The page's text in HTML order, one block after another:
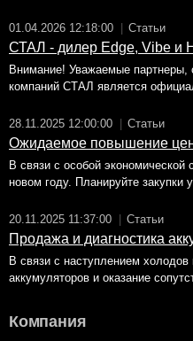
01.04.2026 12:18:00 Статьи
СТАЛ - дилер Edge, Vibe и
Внимание! Уважаемые партнеры,
компаний СТАЛ является
28.11.2025 12:00:00 Статьи
Ожидаемое повышение
В связи с особой экономической
новом году. Планируйте закупки
20.11.2025 11:37:00 Статьи
Продажа и диагностика
В связи с наступлением
аккумуляторов и оказание
Компания